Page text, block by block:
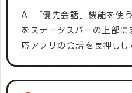
A. 「優先会話」機能を使
をステータスバーの上部に
応アプリの会話を長押しし